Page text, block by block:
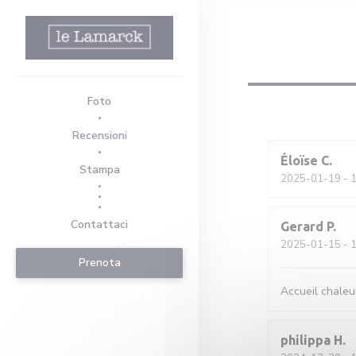
Foto
Recensioni
Stampa
((apre una nuova finestra))
((apre una nuova finestra))
Contattaci
Prenota
Éloïse C
2025-01-19 -
Gerard P
2025-01-15 -
Accueil
philippa H